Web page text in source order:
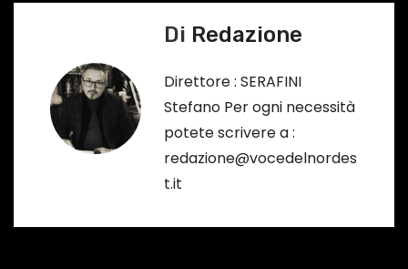
Di Redazione
Direttore : SERAFINI
Stefano Per ogni necessità
potete scrivere a :
redazione@vocedelnordes
t.it